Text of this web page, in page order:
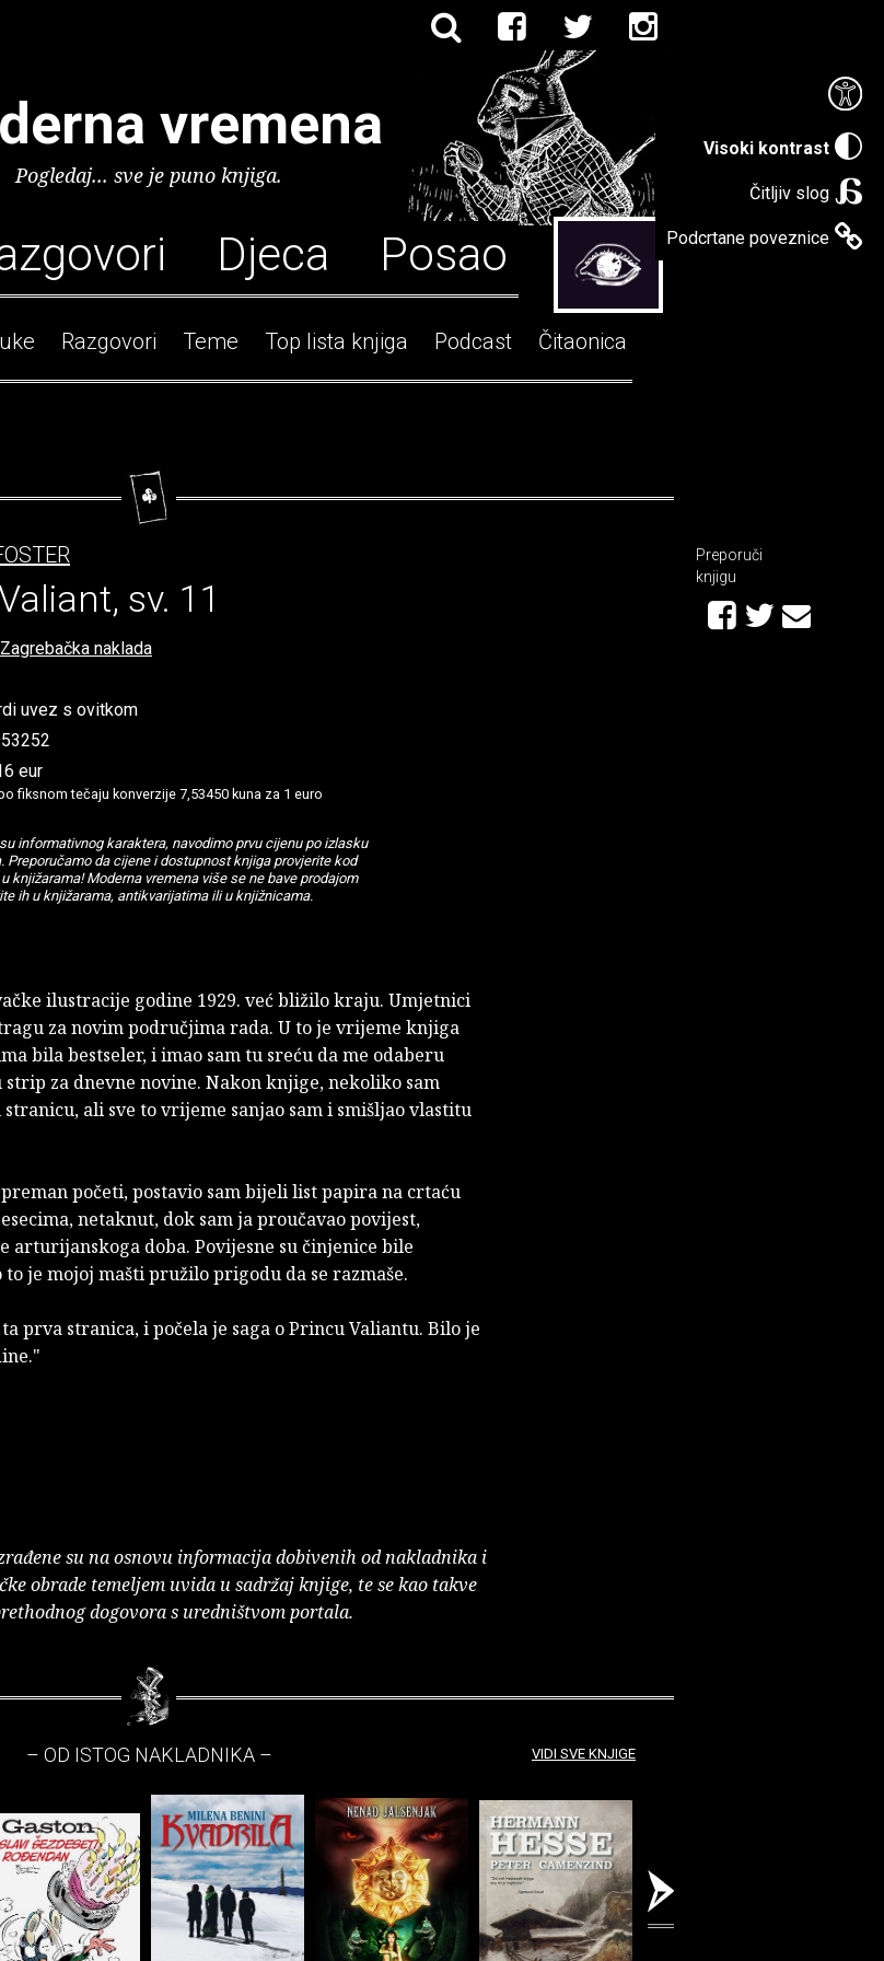
Visoki kontrast
Čitljiv slog
Podcrtane poveznice
vremena
Pogledaj... sve je puno knjiga.
Djeca Posao
Razgovori Teme Top lista knjiga Podcast Čitaonica
sv. 11
Zagrebačka naklada
uvez s ovitkom
eur
fiksnom tečaju konverzije 7,53450 kuna za 1 euro
informativnog karaktera, navodimo prvu cijenu po izlasku
Preporučamo da cijene i dostupnost knjiga provjerite kod
knjižarama! Moderna vremena više se ne bave prodajom
ih u knjižarama, antikvarijatima ili u knjižnicama.
ilustracije godine 1929. već bližilo kraju. Umjetnici
za novim područjima rada. U to je vrijeme knjiga
bila bestseler, i imao sam tu sreću da me odaberu
za dnevne novine. Nakon knjige, nekoliko sam
ali sve to vrijeme sanjao sam i smišljao vlastitu
početi, postavio sam bijeli list papira na crtaću
netaknut, dok sam ja proučavao povijest,
arturijanskoga doba. Povijesne su činjenice bile
je mojoj mašti pružilo prigodu da se razmaše.
prva stranica, i počela je saga o Princu Valiantu. Bilo je
su na osnovu informacija dobivenih od nakladnika i
obrade temeljem uvida u sadržaj knjige, te se kao takve
dogovora s uredništvom portala.
Preporuči
knjigu
– OD ISTOG NAKLADNIKA – VIDI SVE KNJIGE